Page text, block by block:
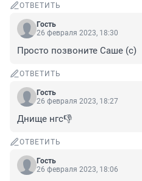
ОТВЕТИТЬ
Гость
26 февраля 2023, 18:30
Просто позвоните Саше (с)
ОТВЕТИТЬ
Гость
26 февраля 2023, 18:27
Днище нгс👎
ОТВЕТИТЬ
Гость
26 февраля 2023, 18:06